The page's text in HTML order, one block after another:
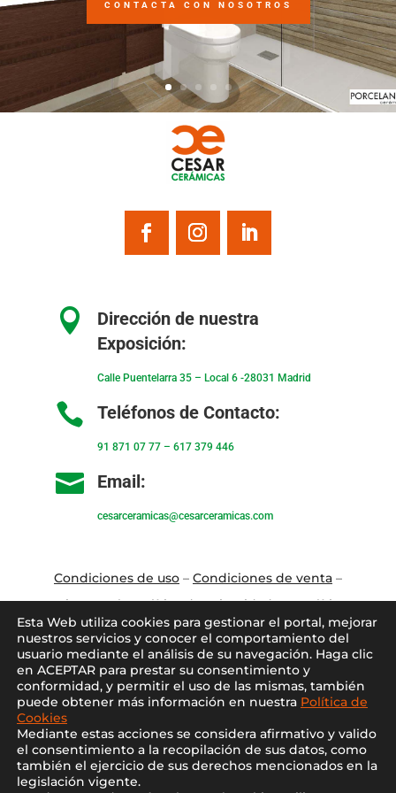
CONTACTA CON NOSOTROS

Dirección de nuestra
Exposición:
Calle Puentelarra 35 – Local 6 -28031 Madrid
 Teléfonos de Contacto:
91 871 07 77– 617 379 446
 Email:
cesarceramicas@cesarceramicas.com
Condiciones de uso– Condiciones de venta–
Aviso Legal–Política de privacidad –Política
de cookies
Blog–Contacto–Conócenos –Mi Cuenta
Esta Web utiliza cookies para gestionar el portal, mejorar
nuestros servicios y conocer el comportamiento del
usuario mediante el análisis de su navegación. Haga clic
en ACEPTAR para prestar su consentimiento y
conformidad, y permitir el uso de las mismas, también
puede obtener más información en nuestra Política de
Cookies
Mediante estas acciones se considera afirmativo y valido
el consentimiento a la recopilación de sus datos, como
también el ejercicio de sus derechos mencionados en la
legislación vigente.